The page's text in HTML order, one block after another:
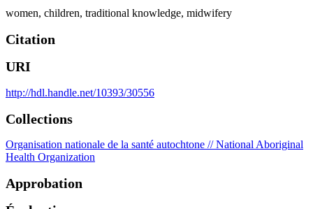
women, children, traditional knowledge, midwifery
Citation
URI
http://hdl.handle.net/10393/30556
Collections
Organisation nationale de la santé autochtone // National Aboriginal
Health Organization
Approbation